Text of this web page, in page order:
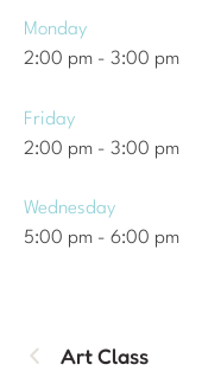
Monday
2:00 pm - 3:00 pm
Friday
2:00 pm - 3:00 pm
Wednesday
5:00 pm - 6:00 pm
Art Class